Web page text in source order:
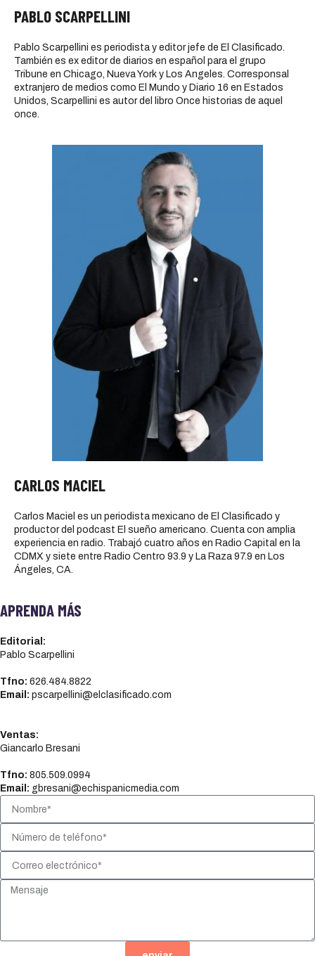
PABLO SCARPELLINI
Pablo Scarpellini es periodista y editor jefe de El Clasificado.
También es ex editor de diarios en español para el grupo
Tribune en Chicago, Nueva York y Los Angeles. Corresponsal
extranjero de medios como El Mundo y Diario 16 en Estados
Unidos, Scarpellini es autor del libro Once historias de aquel
once.
CARLOS MACIEL
Carlos Maciel es un periodista mexicano de El Clasificado y
productor del podcast El sueño americano. Cuenta con amplia
experiencia en radio. Trabajó cuatro años en Radio Capital en la
CDMX y siete entre Radio Centro 93.9 y La Raza 97.9 en Los
Ángeles, CA.
APRENDA MÁS
Editorial:
Pablo Scarpellini
Tfno: 626.484.8822
Email: pscarpellini@elclasificado.com
Ventas:
Giancarlo Bresani
Tfno: 805.509.0994
Email: gbresani@echispanicmedia.com